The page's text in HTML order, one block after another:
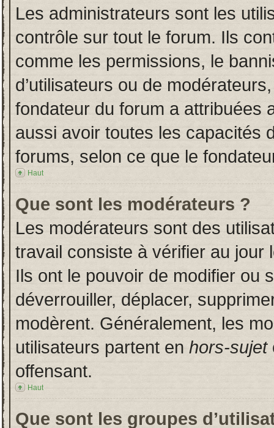
Les administrateurs sont les
contrôle sur tout le forum. Ils
comme les permissions, le
d’utilisateurs ou de
fondateur du forum a attribuées
aussi avoir toutes les capacités
forums, selon ce que le
Haut
Que sont les modérateurs ?
Les modérateurs sont des
travail consiste à vérifier au jour
Ils ont le pouvoir de modifier ou
déverrouiller, déplacer,
modèrent. Généralement, les
utilisateurs partent en hors-sujet
offensant.
Haut
Que sont les groupes